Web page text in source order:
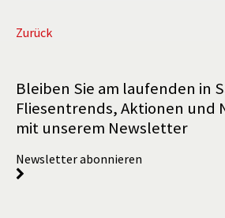
Zurück
Bleiben Sie am laufenden in
Fliesentrends, Aktionen und
mit unserem Newsletter
Newsletter abonnieren